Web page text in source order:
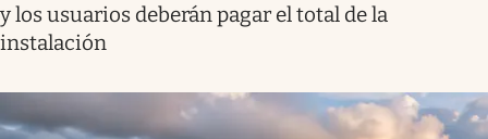
y los usuarios deberán pagar el total de la
instalación